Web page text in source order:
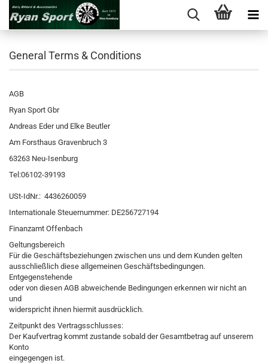
General Terms & Conditions
AGB
Ryan Sport Gbr
Andreas Eder und Elke Beutler
Am Forsthaus Gravenbruch 3
63263 Neu-Isenburg
Tel:06102-39193
USt-IdNr.: 4436260059
Internationale Steuernummer: DE256727194
Finanzamt Offenbach
Geltungsbereich
Für die Geschäftsbeziehungen zwischen uns und dem Kunden gelten
ausschließlich diese allgemeinen Geschäftsbedingungen.
Entgegenstehende
oder von diesen AGB abweichende Bedingungen erkennen wir nicht an
und
widerspricht ihnen hiermit ausdrücklich.
Zeitpunkt des Vertragsschlusses:
Der Kaufvertrag kommt zustande sobald der Gesamtbetrag auf unserem
Konto
eingegengen ist.